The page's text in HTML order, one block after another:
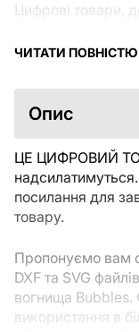
Цифрові товари,
після їх
уточнюючі
виникли
ЧИТАТИ ПОВНІСТЮ
Опис
ЦЕ ЦИФРОВИЙ
посилання для
товару.
Пропонуємо вам
DXF та SVG
вогнища Bubbles.
використання в